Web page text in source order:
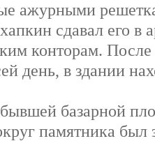
ажурными
сдавал его в
конторам. После
день, в здании
базарной
памятника был